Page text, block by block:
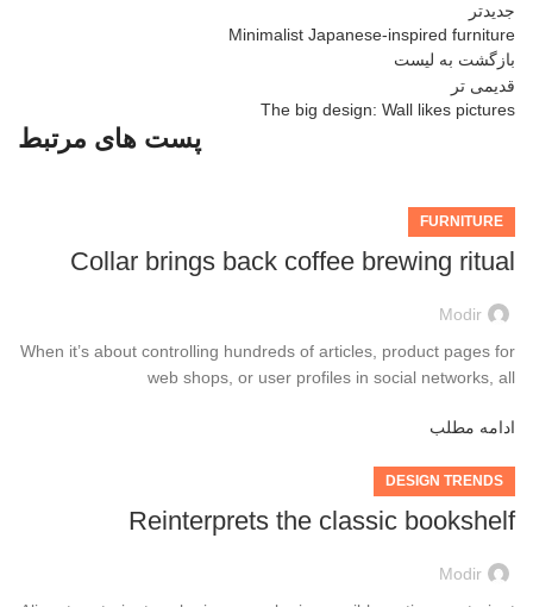
جدیدتر
Minimalist Japanese-inspired furniture
بازگشت به لیست
قدیمی تر
The big design: Wall likes pictures
پست های مرتبط
FURNITURE
Collar brings back coffee brewing ritual
Modir
When it’s about controlling hundreds of articles, product pages for
web shops, or user profiles in social networks, all
ادامه مطلب
DESIGN TRENDS
Reinterprets the classic bookshelf
Modir